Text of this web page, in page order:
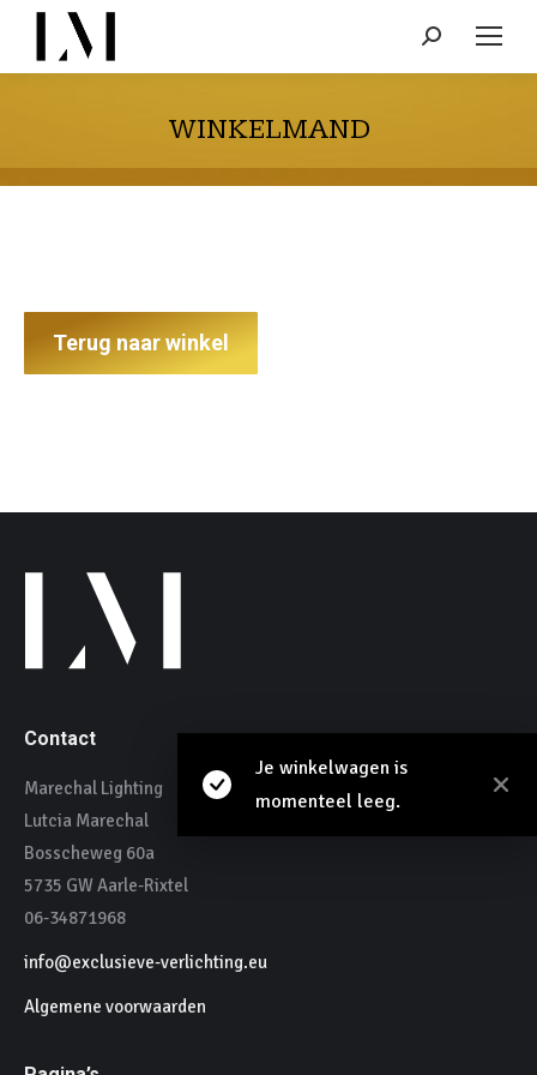
Search:
WINKELMAND
Je winkelwagen is
momenteel leeg.
Terug naar winkel
Contact
Marechal Lighting
Lutcia Marechal
Bosscheweg 60a
5735 GW Aarle-Rixtel
06-34871968
info@exclusieve-verlichting.eu
Algemene voorwaarden